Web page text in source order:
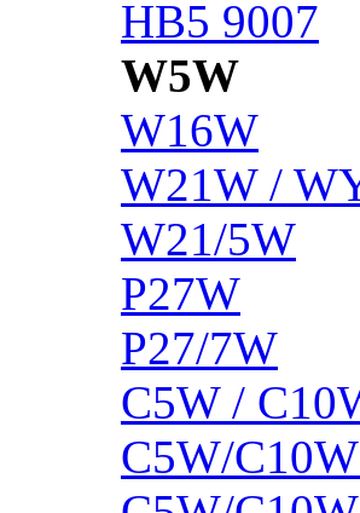
HB5 9007
W5W
W16W
W21W /
W21/5W
P27W
P27/7W
C5W /
C5W/